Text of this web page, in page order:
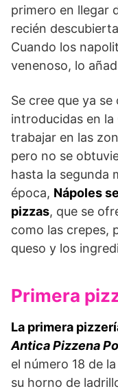
primero en llegar
recién
Cuando los
venenoso, lo
Se cree que ya se
introducidas en la
trabajar en las
pero no se
hasta la segunda
época, Nápoles
pizzas, que se
como las crepes,
queso y los
Primera
La primera
Antica Pizzena
el número 18 de
su horno de